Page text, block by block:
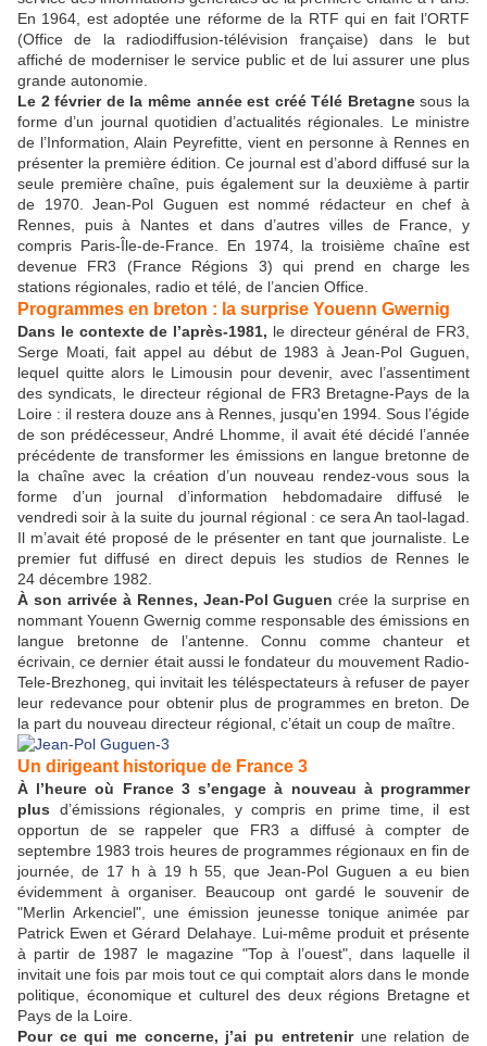
En 1964, est adoptée une réforme de la RTF qui en fait l’ORTF
(Office de la radiodiffusion-télévision française) dans le but
affiché de moderniser le service public et de lui assurer une plus
grande autonomie.
Le 2 février de la même année est créé Télé Bretagnesous la
forme d’un journal quotidien d’actualités régionales. Le ministre
de l’Information, Alain Peyrefitte, vient en personne à Rennes en
présenter la première édition. Ce journal est d’abord diffusé sur la
seule première chaîne, puis également sur la deuxième à partir
de 1970. Jean-Pol Guguen est nommé rédacteur en chef à
Rennes, puis à Nantes et dans d’autres villes de France, y
compris Paris-Île-de-France. En 1974, la troisième chaîne est
devenue FR3 (France Régions 3) qui prend en charge les
stations régionales, radio et télé, de l’ancien Office.
Programmes en breton : la surprise Youenn Gwernig
Dans le contexte de l’après-1981, le directeur général de FR3,
Serge Moati, fait appel au début de 1983 à Jean-Pol Guguen,
lequel quitte alors le Limousin pour devenir, avec l’assentiment
des syndicats, le directeur régional de FR3 Bretagne-Pays de la
Loire : il restera douze ans à Rennes, jusqu'en 1994. Sous l’égide
de son prédécesseur, André Lhomme, il avait été décidé l’année
précédente de transformer les émissions en langue bretonne de
la chaîne avec la création d’un nouveau rendez-vous sous la
forme d’un journal d’information hebdomadaire diffusé le
vendredi soir à la suite du journal régional : ce sera An taol-lagad.
Il m’avait été proposé de le présenter en tant que journaliste. Le
premier fut diffusé en direct depuis les studios de Rennes le
24 décembre 1982.
À son arrivée à Rennes, Jean-Pol Guguen crée la surprise en
nommant Youenn Gwernig comme responsable des émissions en
langue bretonne de l’antenne. Connu comme chanteur et
écrivain, ce dernier était aussi le fondateur du mouvement Radio-
Tele-Brezhoneg, qui invitait les téléspectateurs à refuser de payer
leur redevance pour obtenir plus de programmes en breton. De
la part du nouveau directeur régional, c’était un coup de maître.
Un dirigeant historique de France 3
À l’heure où France 3 s’engage à nouveau à programmer
plus d’émissions régionales, y compris en prime time, il est
opportun de se rappeler que FR3 a diffusé à compter de
septembre 1983 trois heures de programmes régionaux en fin de
journée, de 17 h à 19 h 55, que Jean-Pol Guguen a eu bien
évidemment à organiser. Beaucoup ont gardé le souvenir de
"Merlin Arkenciel", une émission jeunesse tonique animée par
Patrick Ewen et Gérard Delahaye. Lui-même produit et présente
à partir de 1987 le magazine "Top à l’ouest", dans laquelle il
invitait une fois par mois tout ce qui comptait alors dans le monde
politique, économique et culturel des deux régions Bretagne et
Pays de la Loire.
Pour ce qui me concerne, j’ai pu entretenirune relation de